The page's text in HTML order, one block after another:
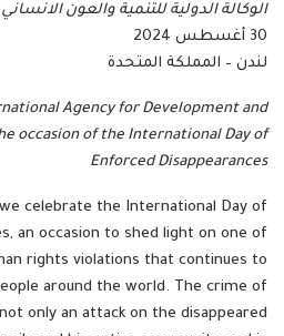
الوكالة الدولية للتنمية والعون الانساني
30 أغسطس 2024
لندن – المملكة المتحدة
Agency for Development and
occasion of the International Day of
Enforced Disappearances
celebrate the International Day of
an occasion to shed light on one of
rights violations that continues to
around the world. The crime of
only an attack on the disappeared